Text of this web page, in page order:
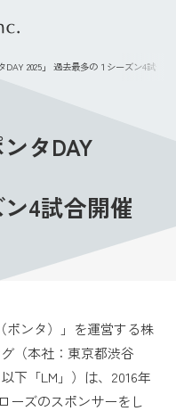
DAY 2025」 過去最多の１シーズン4試合
タDAY
4試合開催
ンタ）」を運営する株
（本社：東京都渋谷
下「LM」）は、2016年
ズのスポンサーをし